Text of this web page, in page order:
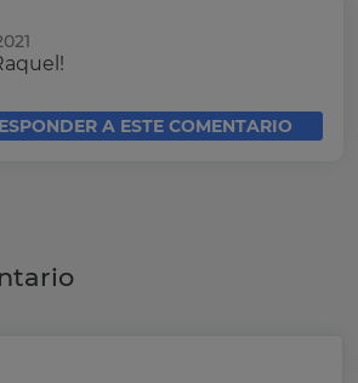
A ESTE COMENTARIO